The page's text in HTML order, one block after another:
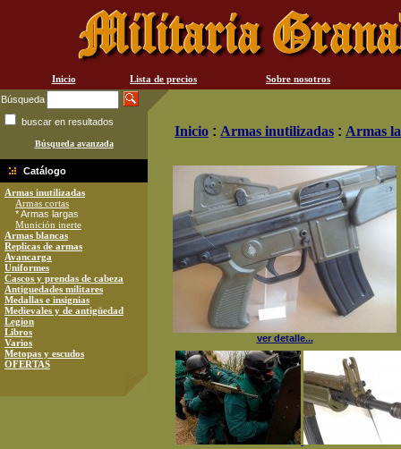
Inicio Lista de precios
Sobre nosotros
Búsqueda
buscar en resultados
Búsqueda avanzada
Catálogo
Armas inutilizadas
Armas cortas
* Armas largas
Munición inerte
Armas blancas
Replicas de armas
Avancarga
Uniformes
Cascos y prendas de cabeza
Antiguedades militares
Medallas e insignias
Medievales y de antigüedad
Legion
Libros
Varios
Metopas y escudos
OFERTAS
Inicio : Armas inutilizadas : Armas
ver detalle...